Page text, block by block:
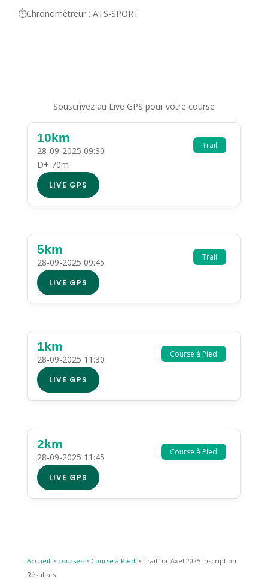
⏱️Chronomètreur : ATS-SPORT
Souscrivez au Live GPS pour votre course
Trail
10km
28-09-2025 09:30
D+ 70m
LIVE GPS
Trail
5km
28-09-2025 09:45
LIVE GPS
Course à Pied
1km
28-09-2025 11:30
LIVE GPS
Course à Pied
2km
28-09-2025 11:45
LIVE GPS
Accueil > courses> Course à Pied > Trail for Axel 2025 Inscription
Résultats